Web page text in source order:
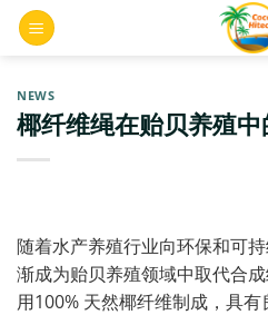
Skip
NEWS
椰纤维绳在贻贝养殖
随着水产养殖行业向环保和可
渐成为贻贝养殖领域中取代合
用100% 天然椰纤维制成，具